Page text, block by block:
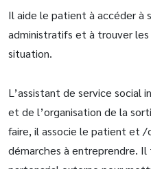
Il aide le patient à accéder à
administratifs et à trouver
situation.
L’assistant de service social
et de l’organisation de la
faire, il associe le patient et /
démarches à entreprendre. Il